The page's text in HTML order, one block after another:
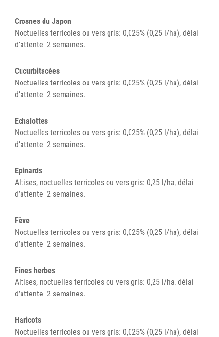
Crosnes du Japon
Noctuelles terricoles ou vers gris: 0,025% (0,25 l/ha), délai
d’attente: 2 semaines.
Cucurbitacées
Noctuelles terricoles ou vers gris: 0,025% (0,25 l/ha), délai
d’attente: 2 semaines.
Echalottes
Noctuelles terricoles ou vers gris: 0,025% (0,25 l/ha), délai
d’attente: 2 semaines.
Epinards
Altises, noctuelles terricoles ou vers gris: 0,25 l/ha, délai
d’attente: 2 semaines.
Fève
Noctuelles terricoles ou vers gris: 0,025% (0,25 l/ha), délai
d’attente: 2 semaines.
Fines herbes
Altises, noctuelles terricoles ou vers gris: 0,25 l/ha, délai
d’attente: 2 semaines.
Haricots
Noctuelles terricoles ou vers gris: 0,025% (0,25 l/ha), délai